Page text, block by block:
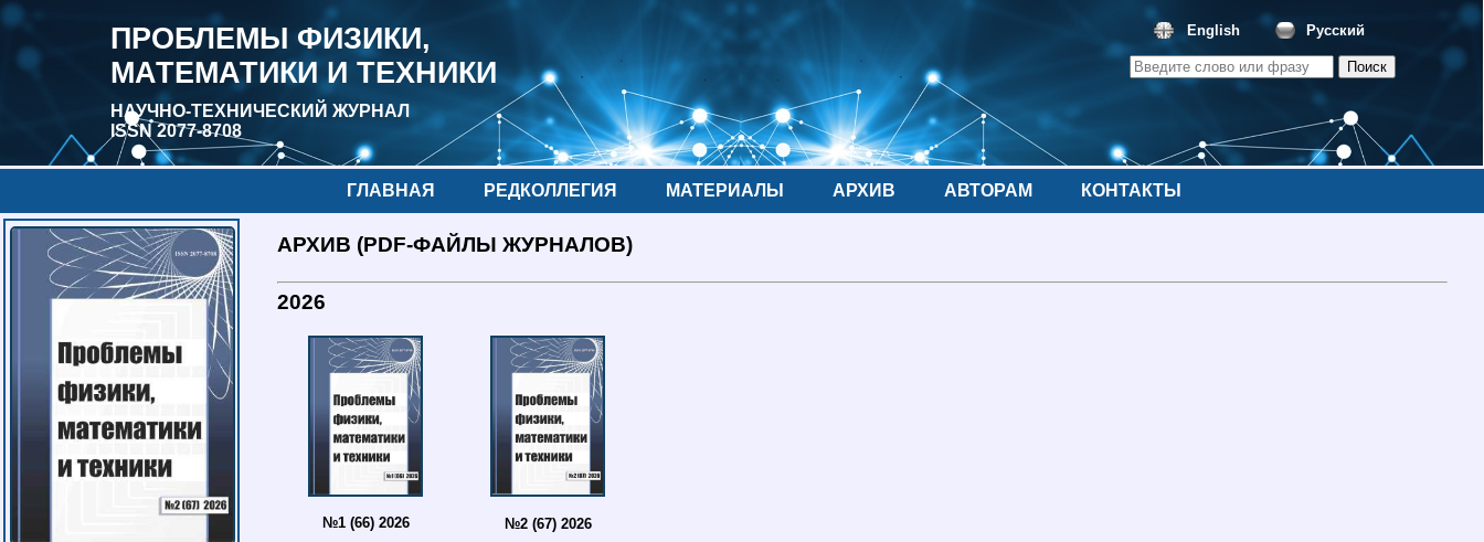
ПРОБЛЕМЫ ФИЗИКИ,
МАТЕМАТИКИ И ТЕХНИКИ
НАУЧНО-ТЕХНИЧЕСКИЙ ЖУРНАЛ
ISSN 2077-8708
Русский
English
ГЛАВНАЯ РЕДКОЛЛЕГИЯ МАТЕРИАЛЫ АРХИВ АВТОРАМ КОНТАКТЫ
АРХИВ (PDF-ФАЙЛЫ ЖУРНАЛОВ)
2026
№1 (66) 2026 №2 (67) 2026